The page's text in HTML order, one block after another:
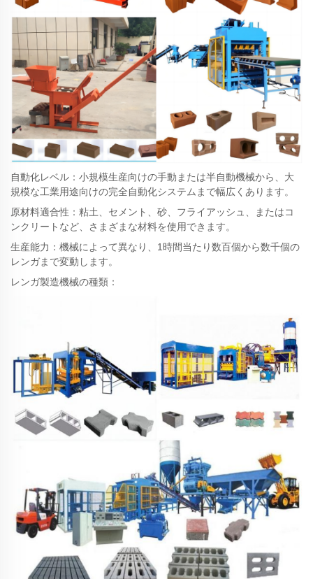
自動化レベル：小規模生産向けの手動または半自動機械から、大
規模な工業用途向けの完全自動化システムまで幅広くあります。
原材料適合性：粘土、セメント、砂、フライアッシュ、またはコ
ンクリートなど、さまざまな材料を使用できます。
生産能力：機械によって異なり、1時間当たり数百個から数千個の
レンガまで変動します。
レンガ製造機械の種類：